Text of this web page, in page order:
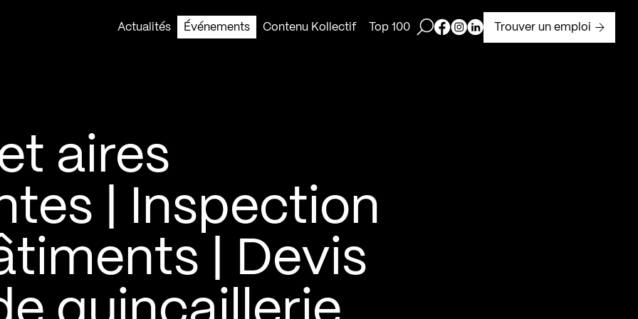
Actualités
Événements Contenu Kollectif Top 100 Ouvrir la barre de recherche
Page Facebook de Kollectif
Page Instagram de Kollectif
Page Linkedin de Kollectif
Trouver un emploi
aires
| Inspection
| Devis